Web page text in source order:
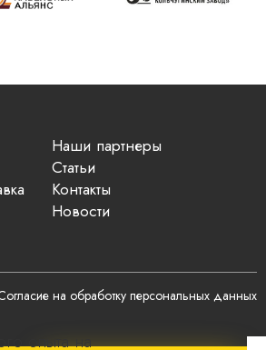
Наши партнеры
Статьи
Контакты
Новости
на обработку персональных данных
опыта на